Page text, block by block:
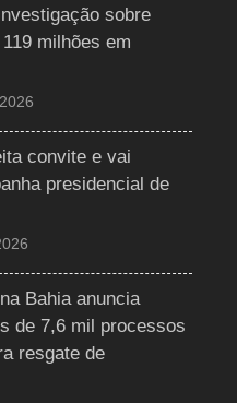
sobre
milhões em
convite e vai
presidencial de
Bahia anuncia
de 7,6 mil processos
resgate de